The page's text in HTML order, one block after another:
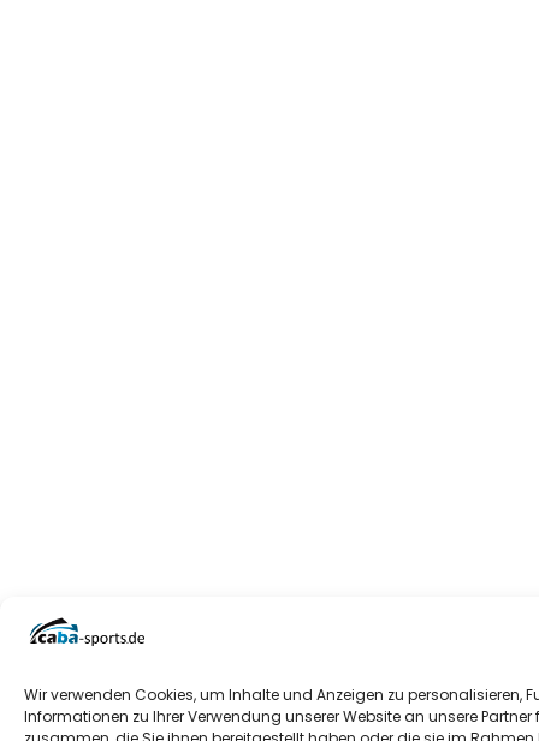
Wir verwenden Cookies, um Inhalte und Anzeigen zu
Informationen zu Ihrer Verwendung unserer Website an unsere